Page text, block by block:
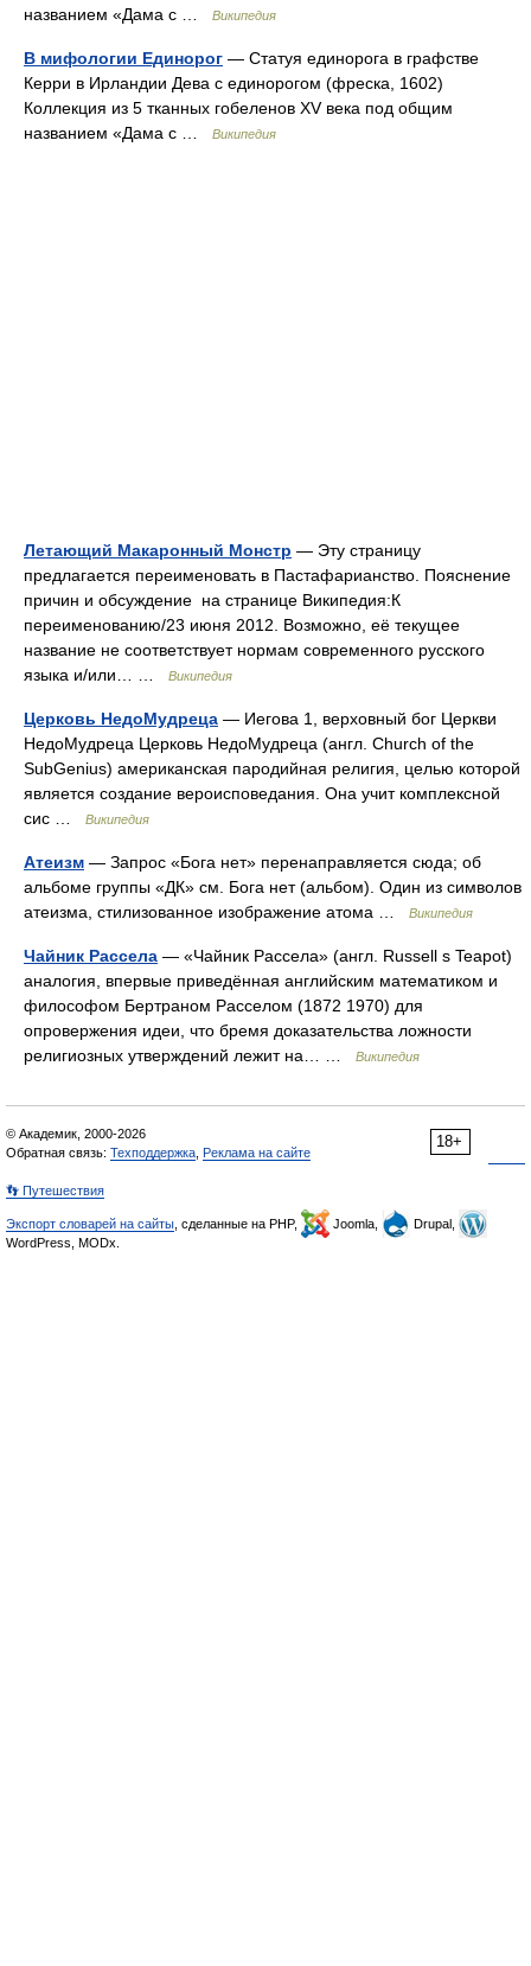
названием «Дама с …
Википедия
В мифологии Единорог — Статуя единорога в графстве
Керри в Ирландии Дева с единорогом (фреска, 1602)
Коллекция из 5 тканных гобеленов XV века под общим
названием «Дама с …
Википедия
Летающий Макаронный Монстр — Эту страницу
предлагается переименовать в Пастафарианство. Пояснение
причин и обсуждение на странице Википедия:К
переименованию/23 июня 2012. Возможно, её текущее
название не соответствует нормам современного русского
языка и/или… …
Википедия
Церковь НедоМудреца — Иегова 1, верховный бог Церкви
НедоМудреца Церковь НедоМудреца (англ. Church of the
SubGenius) американская пародийная религия, целью которой
является создание вероисповедания. Она учит комплексной
сис …
Википедия
Атеизм — Запрос «Бога нет» перенаправляется сюда; об
альбоме группы «ДК» см. Бога нет (альбом). Один из символов
атеизма, стилизованное изображение атома …
Википедия
Чайник Рассела — «Чайник Рассела» (англ. Russell s Teapot)
аналогия, впервые приведённая английским математиком и
философом Бертраном Расселом (1872 1970) для
опровержения идеи, что бремя доказательства ложности
религиозных утверждений лежит на… …
Википедия
18+
© Академик, 2000-2026
Обратная связь: Техподдержка Реклама на сайте
👣 Путешествия
Экспорт словарей на сайты , сделанные на PHP, Joomla,
Drupal,
WordPress, MODx.